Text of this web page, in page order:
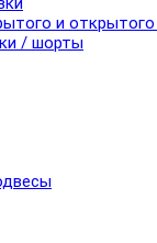
и
/ шорты